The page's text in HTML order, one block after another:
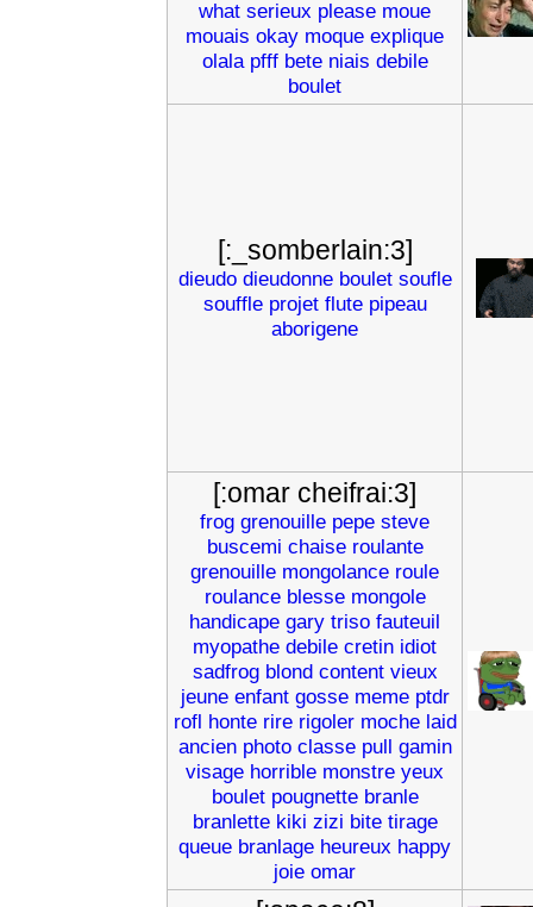
what serieux please moue
mouais okay moque explique
olala pfff bete niais debile
boulet
[:_somberlain:3]
dieudo dieudonne boulet soufle
souffle projet flute pipeau
aborigene
[:omar cheifrai:3]
frog grenouille pepe steve
buscemi chaise roulante
grenouille mongolance roule
roulance blesse mongole
handicape gary triso fauteuil
myopathe debile cretin idiot
sadfrog blond content vieux
jeune enfant gosse meme ptdr
rofl honte rire rigoler moche laid
ancien photo classe pull gamin
visage horrible monstre yeux
boulet pougnette branle
branlette kiki zizi bite tirage
queue branlage heureux happy
joie omar